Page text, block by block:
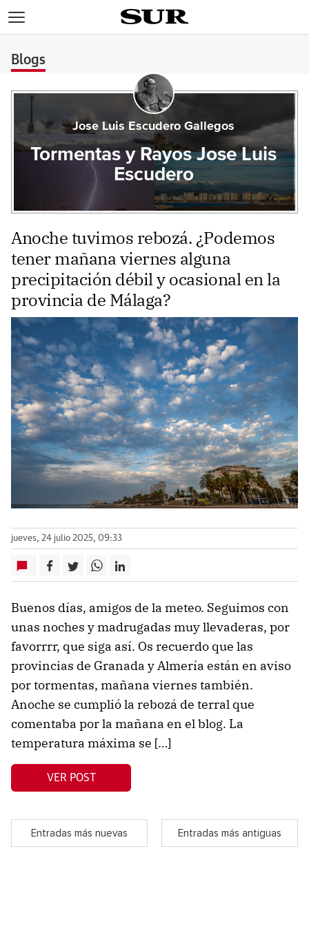
Blogs
Jose Luis Escudero Gallegos
Tormentas y Rayos Jose Luis
Escudero
Anoche tuvimos rebozá. ¿Podemos
tener mañana viernes alguna
precipitación débil y ocasional en la
provincia de Málaga?
jueves, 24 julio 2025, 09:33
Buenos días, amigos de la meteo. Seguimos con
unas noches y madrugadas muy llevaderas, por
favorrrr, que siga así. Os recuerdo que las
provincias de Granada y Almería están en aviso
por tormentas, mañana viernes también.
Anoche se cumplió la rebozá de terral que
comentaba por la mañana en el blog. La
temperatura máxima se […]
VER POST
Entradas más nuevas Entradas más antiguas